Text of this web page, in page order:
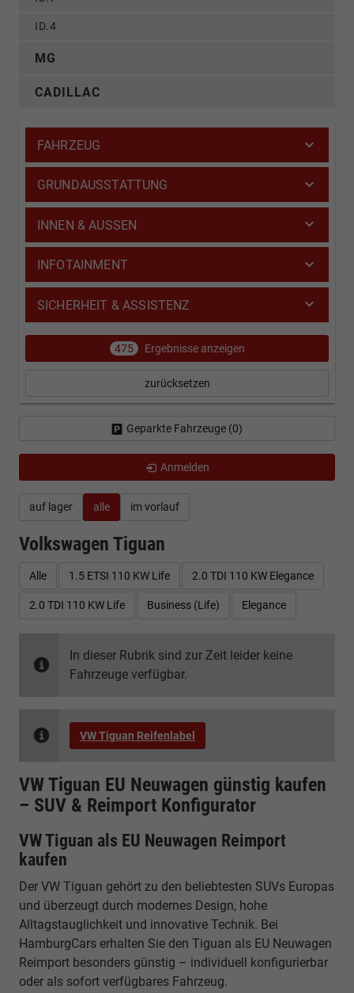
auf lager alle im vorlauf
Volkswagen Tiguan
Alle 1.5 ETSI 110 KW Life 2.0 TDI 110 KW Elegance
2.0 TDI 110 KW Life Business (Life) Elegance
In dieser Rubrik sind zur Zeit leider keine
Fahrzeuge verfügbar.
VW Tiguan Reifenlabel
VW Tiguan EU Neuwagen günstig kaufen
– SUV & Reimport Konfigurator
VW Tiguan als EU Neuwagen Reimport
kaufen
Der VW Tiguan gehört zu den beliebtesten SUVs Europas
und überzeugt durch modernes Design, hohe
Alltagstauglichkeit und innovative Technik. Bei
HamburgCars erhalten Sie den Tiguan als EU Neuwagen
Reimport besonders günstig – individuell konfigurierbar
oder als sofort verfügbares Fahrzeug.
ID.4
MG
CADILLAC
FAHRZEUG
GRUNDAUSSTATTUNG
INNEN & AUSSEN
INFOTAINMENT
SICHERHEIT & ASSISTENZ
475 Ergebnisse anzeigen
zurücksetzen
Geparkte Fahrzeuge (0)
Anmelden